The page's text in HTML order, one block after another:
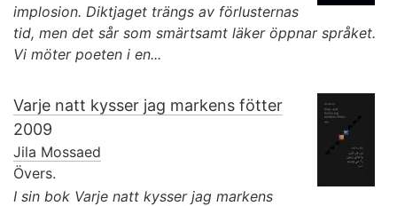
implosion. Diktjaget trängs av förlusternas
tid, men det sår som smärtsamt läker öppnar språket.
Vi möter poeten i en...
Varje natt kysser jag markens fötter
2009
Jila Mossaed
Övers.
I sin bok Varje natt kysser jag markens